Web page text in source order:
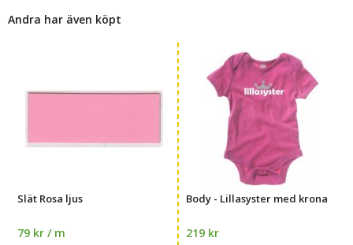
Andra har även köpt
Slät Rosa ljus
79 kr / m
Body - Lillasyster med krona
219 kr